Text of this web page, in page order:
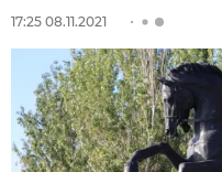
17:25 08.11.2021